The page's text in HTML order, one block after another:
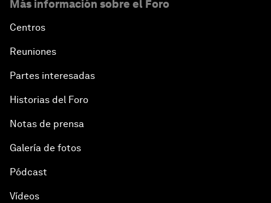
Más información sobre el Foro
Centros
Reuniones
Partes interesadas
Historias del Foro
Notas de prensa
Galería de fotos
Pódcast
Vídeos